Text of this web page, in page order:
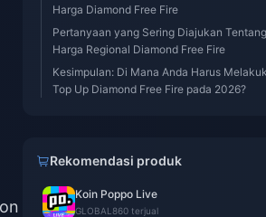
Harga Diamond Free Fire
Pertanyaan yang Sering Diajukan Tentang
Harga Regional Diamond Free Fire
Kesimpulan: Di Mana Anda Harus
Top Up Diamond Free Fire pada 2026?
Rekomendasi produk
Koin Poppo Live
GLOBAL 860 terjual